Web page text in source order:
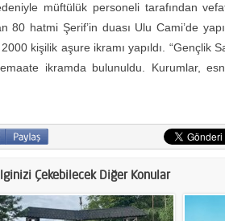
müftülük personeli tarafından
hatmi Şerif’in duası Ulu Cami’de
kişilik aşure ikramı yapıldı. “Gençlik
ikramda bulunuldu. Kurumlar,
Çekebilecek Diğer Konular